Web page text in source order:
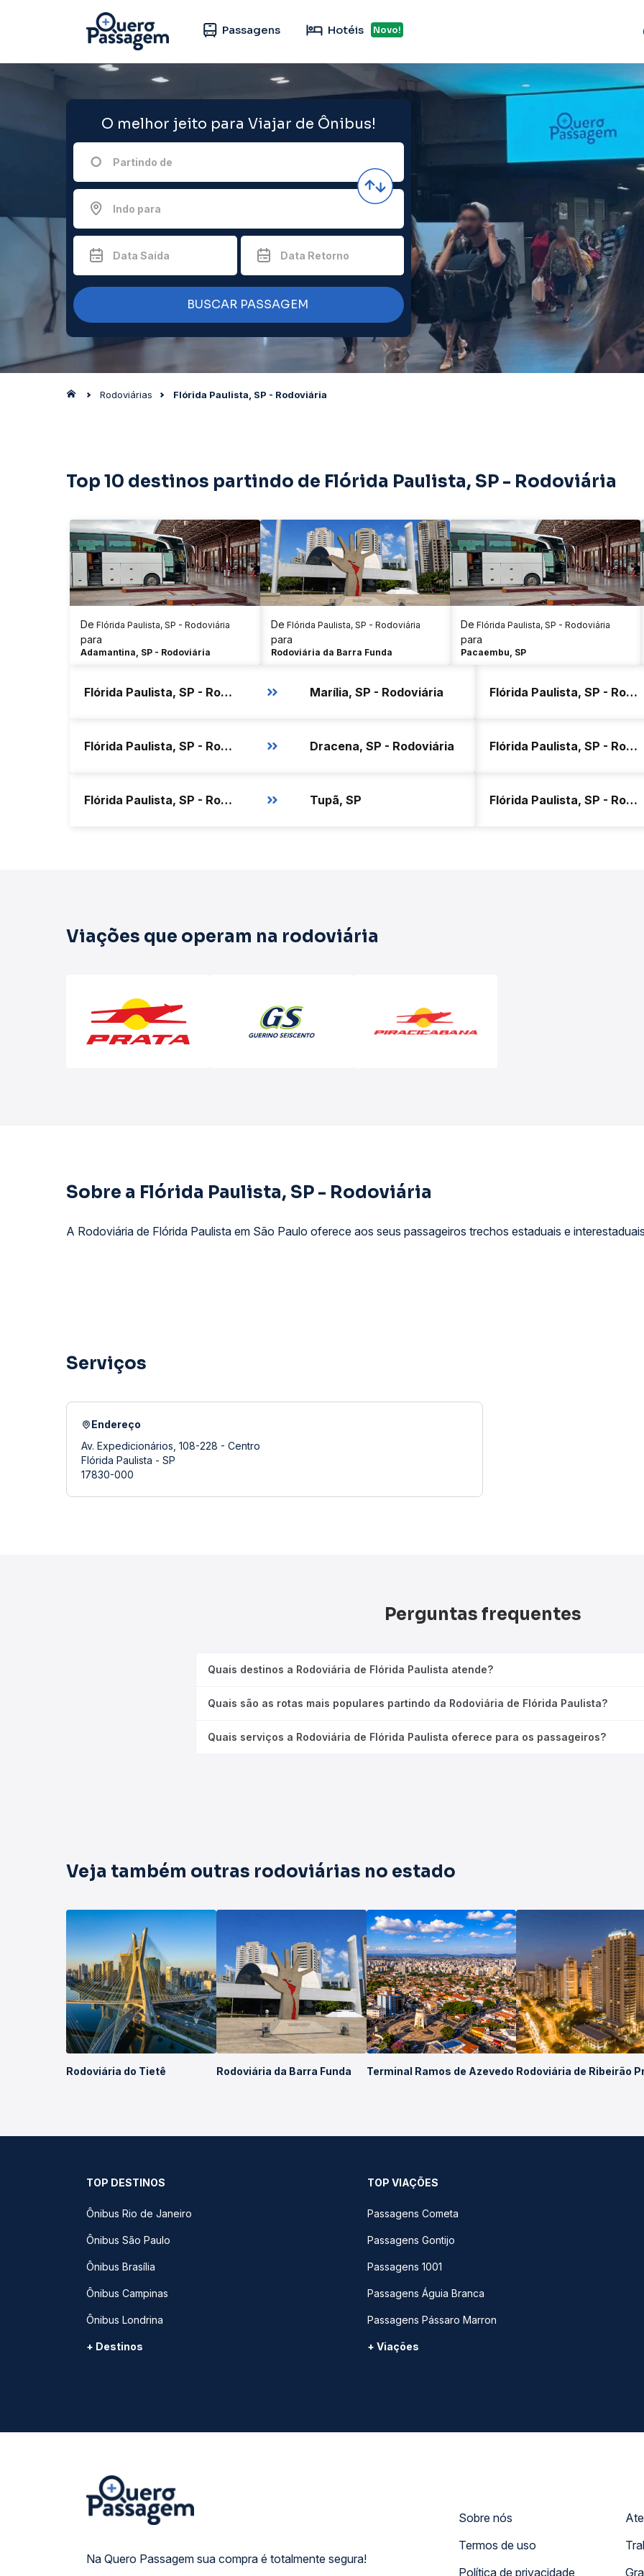
Passagens Hotéis Novo!
O melhor jeito para Viajar de Ônibus!
Partindo de
Indo para
Data Saída Data Retorno
BUSCAR PASSAGEM
Rodoviárias Flórida Paulista, SP - Rodoviária
Top 10 destinos partindo de Flórida Paulista, SP - Rodoviária
De Flórida Paulista, SP - Rodoviária
para
Adamantina, SP - Rodoviária
De Flórida Paulista, SP - Rodoviária
para
Rodoviária da Barra Funda
De Flórida Paulista, SP - Rodoviária
para
Pacaembu, SP
Flórida Paulista, SP - Rodoviária Marília, SP - Rodoviária Flórida Paulista, SP - Rodoviária
Flórida Paulista, SP - Rodoviária Dracena, SP - Rodoviária Flórida Paulista, SP - Rodoviária
Flórida Paulista, SP - Rodoviária Tupã, SP Flórida Paulista, SP - Rodoviária
Viações que operam na rodoviária
Sobre a Flórida Paulista, SP - Rodoviária
A Rodoviária de Flórida Paulista em São Paulo oferece aos seus passageiros trechos estaduais e
Serviços
Endereço
Av. Expedicionários, 108-228 - Centro
Flórida Paulista - SP
17830-000
Perguntas frequentes
Quais destinos a Rodoviária de Flórida Paulista atende?
Quais são as rotas mais populares partindo da Rodoviária de Flórida Paulista?
Quais serviços a Rodoviária de Flórida Paulista oferece para os passageiros?
Veja também outras rodoviárias no estado
Rodoviária do Tietê Rodoviária da Barra Funda Terminal Ramos de Azevedo Rodoviária de Ribeirão
TOP DESTINOS
Ônibus Rio de Janeiro
Ônibus São Paulo
Ônibus Brasília
Ônibus Campinas
Ônibus Londrina
+ Destinos
TOP VIAÇÕES
Passagens Cometa
Passagens Gontijo
Passagens 1001
Passagens Águia Branca
Passagens Pássaro Marron
+ Viações
Na Quero Passagem sua compra é totalmente segura!
Sobre nós
Termos de uso
Política de privacidade